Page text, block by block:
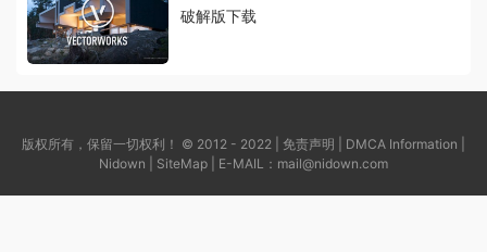
破解版下载
版权所有，保留一切权利！ © 2012 - 2022 | 免责声明 DMCA Information
Nidown
SiteMap | E-MAIL： mail@nidown.com